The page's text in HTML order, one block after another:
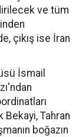
ve tüm
çıkış ise İran
İsmail
Bekayi, Tahran
boğazın